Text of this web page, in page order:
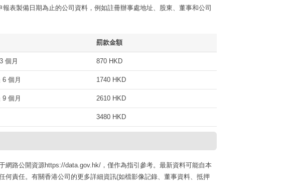
表製備日期為止的公司資料，例如註冊辦事處地址、股東、董事和公司
罰款金額
個月 870 HKD
個月 1740 HKD
個月 2610 HKD
3480 HKD
網路公開資源https://data.gov.hk/，僅作為指引參考。最新資料可能自本
何責任。有關香港公司的更多詳細資訊(如檔影像記錄、董事資料、抵押